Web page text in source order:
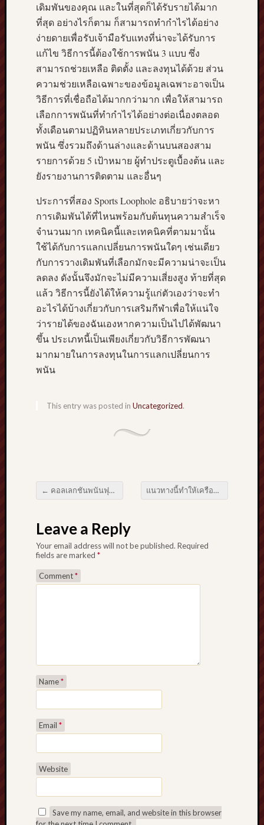
เดิมพันของคุณ และในที่สุดก็ได้รับรายได้มาก
ที่สุด อย่างไรก็ตาม ก็สามารถทำกำไรได้อย่าง
ง่ายดายเพื่อรับเจ้ามือรับแทงที่น่าจะได้รับการ
แก้ไข วิธีการนี้ต้องใช้การพนัน 3 แบบ ซึ่ง
สามารถช่วยเหลือ ติดตั้ง และลงทุนได้ด้วย ส่วน
ความช่วยเหลือเฉพาะของข้อมูลเฉพาะอาจเป็น
วิธีการที่เชื่อถือได้มากกว่ามาก เพื่อให้สามารถ
เลือกการพนันที่ทำกำไรได้อย่างต่อเนื่องตลอด
ทั้งเดือนตามปฏิทินหลายประเภทเกี่ยวกับการ
พนัน ซึ่งรวมถึงด้านล่างและด้านบนสองสาม
รายการด้วย 5 เป้าหมาย ผู้ทำประตูเบื้องต้น และ
ยังรายงานการติดตาม และอื่นๆ
ประการที่สอง Sports Loophole อธิบายว่าจะหา
การเดิมพันได้ที่ไหนพร้อมกับต้นทุนความสำเร็จ
จำนวนมาก เทคนิคนี้และเทคนิคที่ตามมานั้น
ใช้ได้กับการแลกเปลี่ยนการพนันใดๆ เช่นเดียว
กับการวางเดิมพันที่เลือกมักจะมีความน่าจะเป็น
ลดลง ดังนั้นจึงมักจะไม่มีความเสี่ยงสูง ท้ายที่สุด
แล้ว วิธีการนี้ยังได้ให้ความรู้แก่ตัวเองว่าจะทำ
อะไรได้บ้างเกี่ยวกับการเสริมกีฬาเพื่อให้แน่ใจ
ว่ารายได้ของฉันเองหากความเป็นไปได้พัฒนา
ขึ้น ประเภทนี้เป็นเพียงเกี่ยวกับวิธีการพัฒนา
มากมายในการลงทุนในการแลกเปลี่ยนการ
พนัน
This entry was posted in Uncategorized.
Post navigation
← คอลเลกชันพนันฟุตบอล สถาบันหัวใจ พร้อมด้วยกำไรหนึ่งโดยเฉพาะ แนวทางนี้ทำให้เครือข่ายการเดิมพันฟุตบอลเพื่อการศึกษามีความซื่อสัตย์น้อยกว่า
Leave a Reply
Your email address will not be published. Required
fields are marked *
Comment*
Name*
Email *
Website
Save my name, email, and website in this browser